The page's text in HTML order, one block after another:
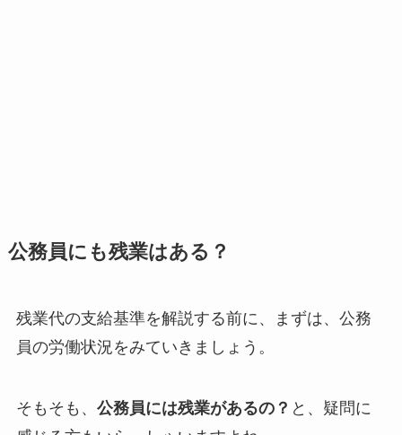
公務員にも残業はある？
残業代の支給基準を解説する前に、まずは、公務
員の労働状況をみていきましょう。
そもそも、 公務員には残業があるの？ と、疑問に